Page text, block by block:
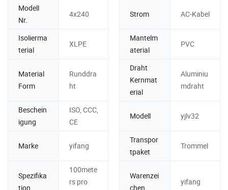
Modell
Nr.
4x240 Strom AC-Kabel
Isolierma
terial
XLPE
Mantelm
aterial
PVC
Material
Form
Runddra
ht
Draht
Kernmat
erial
Aluminiu
mdraht
Beschein
igung
ISO, CCC,
CE
Modell yjlv32
Marke yifang
Transpor
tpaket
Trommel
Spezifika
tion
100mete
rs pro
Warenzei
chen
yifang